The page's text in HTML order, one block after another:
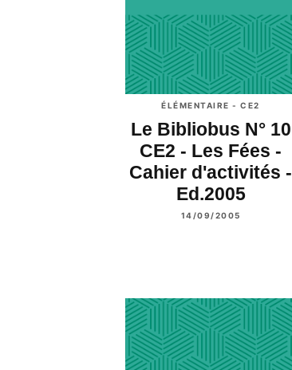
ÉLÉMENTAIRE - CE2
Le Bibliobus N° 10
CE2 - Les Fées -
Cahier d'activités -
Ed.2005
14/09/2005